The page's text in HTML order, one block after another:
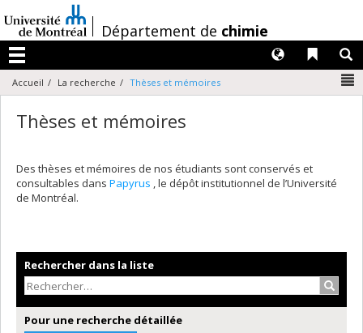
au
contenu
/Département de chimie
Menu
Liens
Langues
Accueil La recherche Thèses et mémoires
Thèses et mémoires
Des thèses et mémoires de nos étudiants sont conservés et
consultables dans Papyrus , le dépôt institutionnel de l’Université
de Montréal.
Rechercher dans la liste
Pour une recherche détaillée